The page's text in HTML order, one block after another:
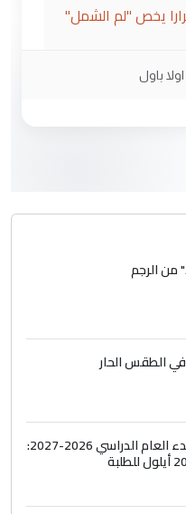
يخص "لم الشمل"
ومفتوحة لانضمام
طبية متزوج و
بغداد أرغب في
الاستمرار في
على العراق
باول
من الرجم
الطقس الحار
التربية تحدد موعد بدء العام الدراسي 2026-2027: